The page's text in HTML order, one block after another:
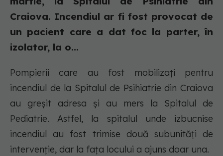
Craiova. Incendiul ar fi fost provocat de
un pacient care a dat foc la parter, în
izolator, la o...
Pompierii care au fost mobilizați pentru
incendiul de la Spitalul de Psihiatrie din Craiova
au greșit adresa și au mers la Spitalul de
Pediatrie. Astfel, la spitalul unde izbucnise
incendiul au fost trimise două subunități de
intervenție, dar la fața locului a ajuns doar una.